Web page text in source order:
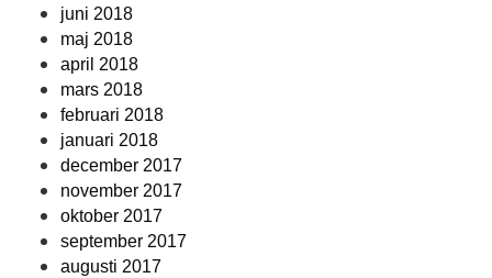
juni 2018
maj 2018
april 2018
mars 2018
februari 2018
januari 2018
december 2017
november 2017
oktober 2017
september 2017
augusti 2017